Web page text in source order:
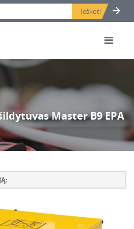
Master B9 EPA
įrankiai